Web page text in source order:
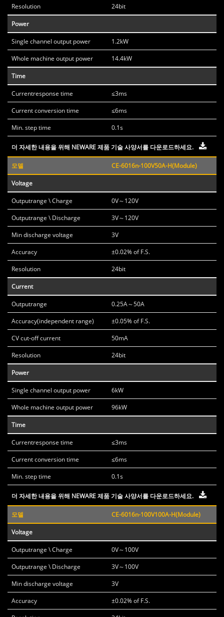
Resolution 24bit
Power
Single channel output power
1.2kW
Whole machine output power
14.4kW
Time
Currentresponse time
≤3ms
Current conversion time
≤6ms
Min. step time
0.1s
더 자세한 내용을 위해 NEWARE 제품 기술 사양서를 다운로드하세요.
모델 CE-6016n-100V50A-H(Module)
Voltage
Outputrange \ Charge
0V～120V
Outputrange \ Discharge
3V～120V
Min discharge voltage
3V
Accuracy
±0.02% of F.S.
Resolution
24bit
Current
Outputrange
0.25A～50A
Accuracy(independent range)
±0.05% of F.S.
CV cut-off current
50mA
Resolution
24bit
Power
Single channel output power
6kW
Whole machine output power
96kW
Time
Currentresponse time
≤3ms
Current conversion time
≤6ms
Min. step time
0.1s
더 자세한 내용을 위해 NEWARE 제품 기술 사양서를 다운로드하세요.
모델 CE-6016n-100V100A-H(Module)
Voltage
Outputrange \ Charge
0V～100V
Outputrange \ Discharge
3V～100V
Min discharge voltage
3V
Accuracy
±0.02% of F.S.